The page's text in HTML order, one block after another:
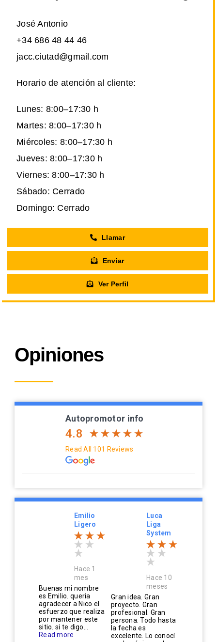
José Antonio
+34 686 48 44 46
jacc.ciutad@gmail.com
Horario de atención al cliente:
Lunes: 8:00–17:30 h
Martes: 8:00–17:30 h
Miércoles: 8:00–17:30 h
Jueves: 8:00–17:30 h
Viernes: 8:00–17:30 h
Sábado: Cerrado
Domingo: Cerrado
Llamar
Enviar
Ver Perfil
Opiniones
Autopromotor info
4.8
Read All 101 Reviews
Emilio
Ligero
Hace 1
mes
Buenas mi nombre
es Emilio. queria
agradecer a Nico el
esfuerzo que realiza
por mantener este
sitio. si te digo...
Read more
Luca
Liga
System
Hace 10
meses
Gran idea. Gran
proyecto. Gran
profesional. Gran
persona. Todo hasta
la fecha es
excelente. Lo conocí